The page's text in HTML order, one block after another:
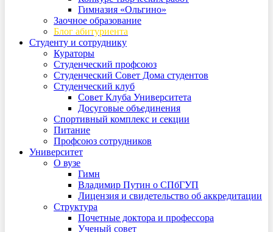
Гимназия «Ольгино»
Заочное образование
Блог абитуриента
Студенту и сотруднику
Кураторы
Студенческий профсоюз
Студенческий Совет Дома студентов
Студенческий клуб
Совет Клуба Университета
Досуговые объединения
Спортивный комплекс и секции
Питание
Профсоюз сотрудников
Университет
О вузе
Гимн
Владимир Путин о СПбГУП
Лицензия и свидетельство об аккредитации
Структура
Почетные доктора и профессора
Ученый совет